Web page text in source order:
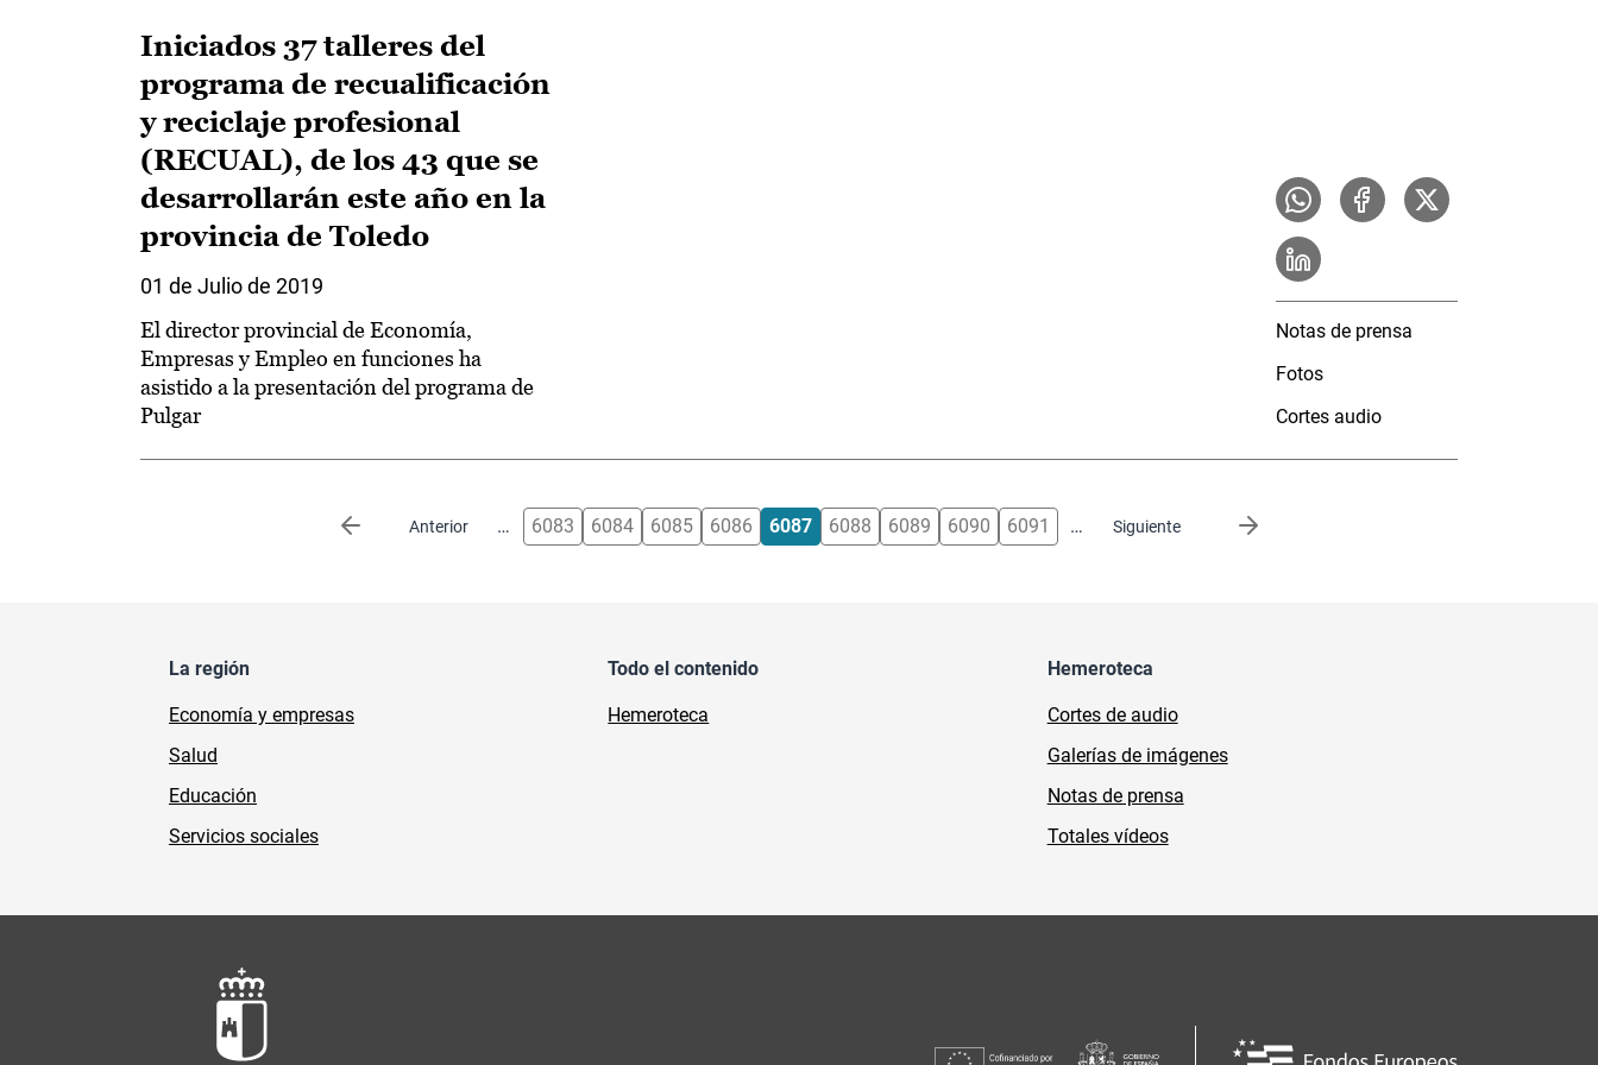
Iniciados 37 talleres del
programa de recualificación
y reciclaje profesional
(RECUAL), de los 43 que se
desarrollarán este año en la
provincia de Toledo
01 de Julio de 2019
El director provincial de Economía,
Empresas y Empleo en funciones ha
asistido a la presentación del programa de
Pulgar
Notas de prensa
Fotos
Cortes audio
Anterior
Página anterior … 6083 6084 6085 6086 6087 6088 6089 6090 6091 … Siguiente
Siguiente página
La región
Economía y empresas
Salud
Educación
Servicios sociales
Todo el contenido
Hemeroteca
Hemeroteca
Cortes de audio
Galerías de imágenes
Notas de prensa
Totales vídeos